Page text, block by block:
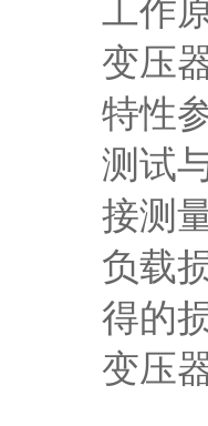
工作
变压
特性
测试
接测
负载
得的
变压